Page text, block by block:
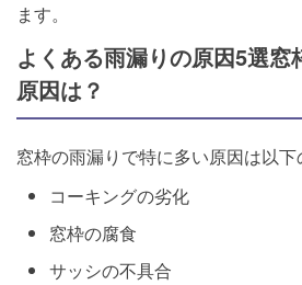
ます。
よくある雨漏りの原因5選窓
原因は？
窓枠の雨漏りで特に多い原因は以下
コーキングの劣化
窓枠の腐食
サッシの不具合